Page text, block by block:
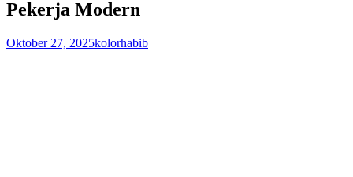
Pekerja Modern
Oktober 27, 2025kolorhabib